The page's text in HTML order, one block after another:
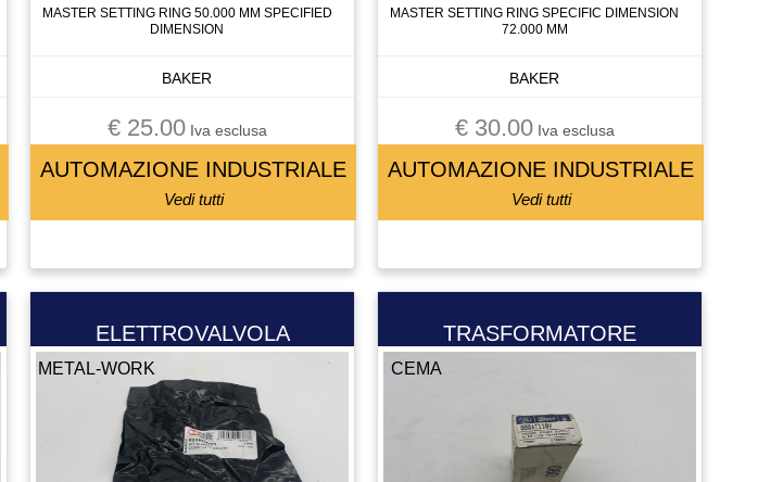
MASTER SETTING RING 50.000 MM SPECIFIED
DIMENSION
BAKER
€ 25.00Iva esclusa
AUTOMAZIONE INDUSTRIALE
Vedi tutti
MASTER SETTING RING SPECIFIC DIMENSION
72.000 MM
BAKER
€ 30.00Iva esclusa
AUTOMAZIONE INDUSTRIALE
Vedi tutti
ELETTROVALVOLA
METAL-WORK
TRASFORMATORE
CEMA